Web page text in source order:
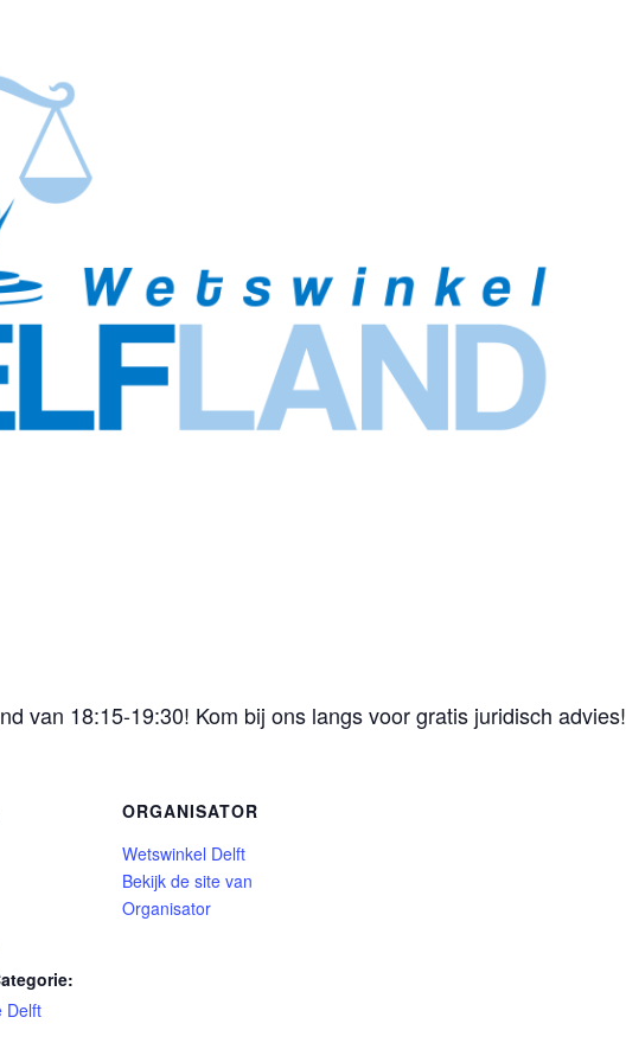
van 18:15-19:30! Kom bij ons langs voor gratis juridisch advies!
Delft
ORGANISATOR
Wetswinkel Delft
Bekijk de site van
Organisator